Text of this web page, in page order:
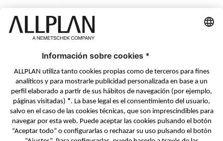
BIMPLUS Login
Formulario de contacto
Distribuidores Autorizados
SÍGUENOS EN